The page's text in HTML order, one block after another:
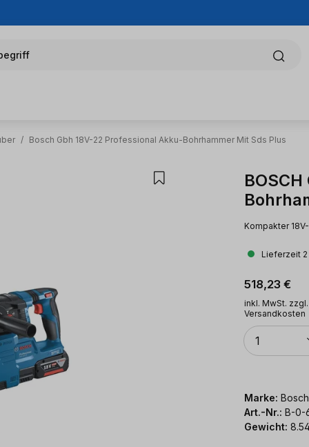
/ Bosch Gbh 18V-22 Professional Akku-Bohrhammer Mit Sds Plus
Kompakter
Lieferzeit
Regulärer
518,23 €
inkl. MwSt. zzgl.
Versandkosten
Anzahl
1
Marke: Bosch
Art.-Nr.: B-0-
Gewicht: